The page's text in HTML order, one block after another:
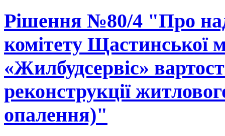
Рішення №80/4 "Про
комітету Щастинської
«Жилбудсервіс»
реконструкції
опалення)"